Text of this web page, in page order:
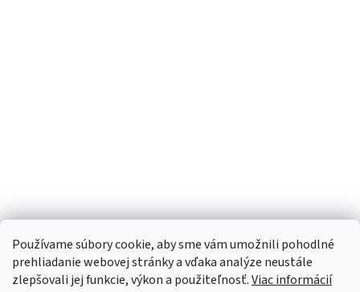
Používame súbory cookie, aby sme vám umožnili pohodlné
prehliadanie webovej stránky a vďaka analýze neustále
zlepšovali jej funkcie, výkon a použiteľnosť.Viac informácií